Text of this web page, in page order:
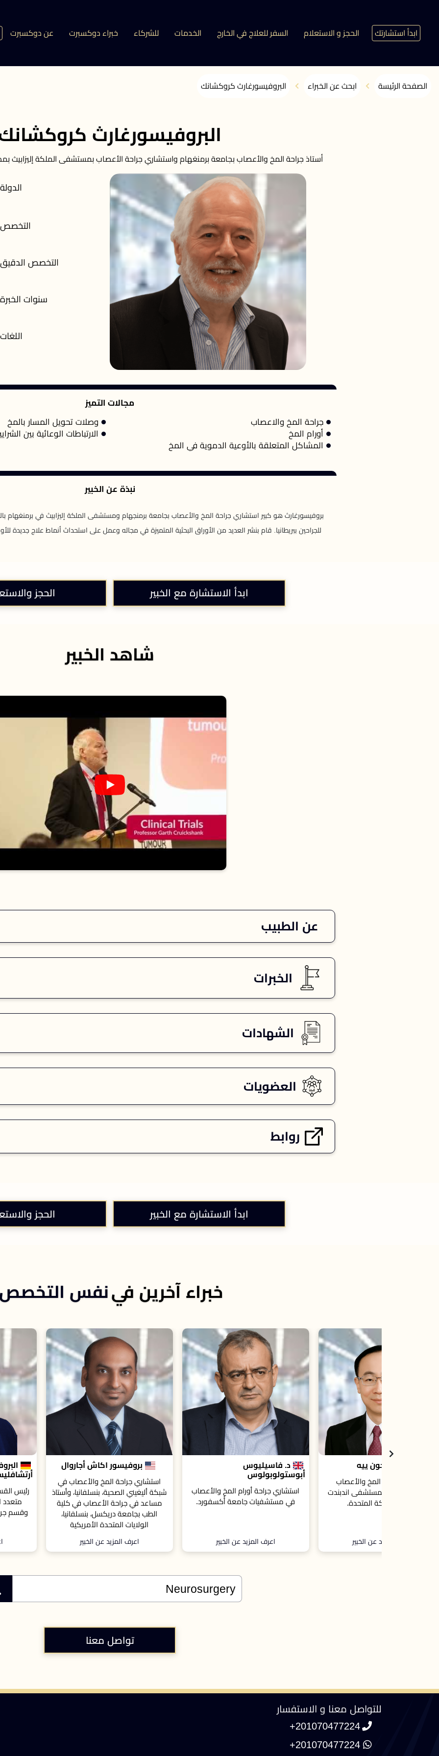
عن دوكسبرت خبراء دوكسبرت للشركاء الخدمات السفر للعلاج في الخارج الحجز و الاستعلام ابدأ استشارتك
الصفحة الرئيسة ابحث عن الخبراء البروفيسورغارث كروكشانك
البروفيسورغارث
أستاذ جراحة المخ والأعصاب بجامعة برمنغهام واستشاري جراحة الأعصاب بمستشفى الملكة إليزابيث
الدولة
التخصص
التخصص الدقيق
سنوات الخبرة
اللغات
مجالات التميز
جراحة المخ والاعصاب
أورام المخ
المشاكل المتعلقة بالأوعية الدموية في المخ
وصلات تحويل المسار بالمخ
الارتباطات الوعائية بين
نبذة عن الخبير
بروفيسورغارث هو كبير استشاري جراحة المخ والأعصاب بجامعة برمنجهام ومستشفى الملكة إليزابيث في برمنغهام
للجراحين ببريطانيا. قام بنشر العديد من الأوراق البحثية المتميزة في مجاله وعمل على استحداث أنماط علاج جديدة
ابدأ الاستشارة مع الخبير الحجز
شاهد الخبير
عن الطبيب
الخبرات
الشهادات
العضويات
روابط
ابدأ الاستشارة مع الخبير الحجز
خبراء آخرين في نفس
د. فاسيليوس
استشاري جراحة أورام المخ والأعصاب
في مستشفيات جامعة أُكسفورد.
بروفيسور اكاش أجاروال
استشاري جراحة المخ والأعصاب في
شبكة أليغيني الصحية، بنسلفانيا، وأستاذ
مساعد في جراحة الأعصاب في كلية
الطب بجامعة دريكسل، بنسلفانيا،
الولايات المتحدة الأمريكية
البروفيسور الفثيريوس
رئيس القسم في مركز العمود
متعدد التخصصات في
وقسم جراحة الأعصاب في
تواصل معنا
للتواصل معنا و الاستفسار
+201070477224
+201070477224